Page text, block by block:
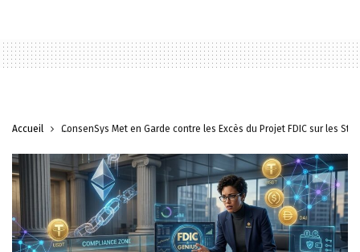
Accueil ConsenSys Met en Garde contre les Excès du Projet FDIC sur les